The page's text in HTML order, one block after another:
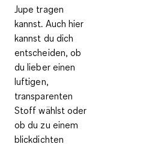
Jupe tragen
kannst. Auch hier
kannst du dich
entscheiden, ob
du lieber einen
luftigen,
transparenten
Stoff wählst oder
ob du zu einem
blickdichten